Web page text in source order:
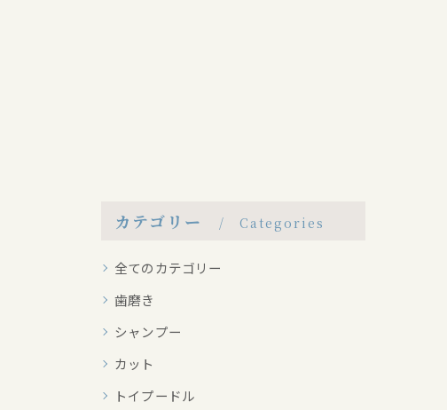
カテゴリー Categories
全てのカテゴリー
歯磨き
シャンプー
カット
トイプードル